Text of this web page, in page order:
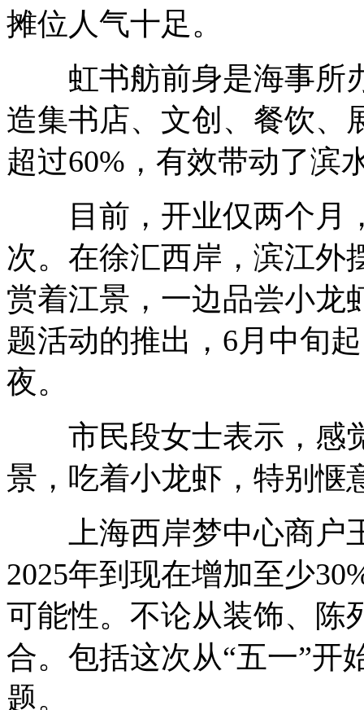
摊位人气十足。
虹书舫前身是海事所办
造集书店、文创、餐饮、
超过60%，有效带动了滨
目前，开业仅两个月
次。在徐汇西岸，滨江外
赏着江景，一边品尝小龙
题活动的推出，6月中旬
夜。
市民段女士表示，感
景，吃着小龙虾，特别惬
上海西岸梦中心商户
2025年到现在增加至少
可能性。不论从装饰、陈
合。包括这次从“五一”开
题。